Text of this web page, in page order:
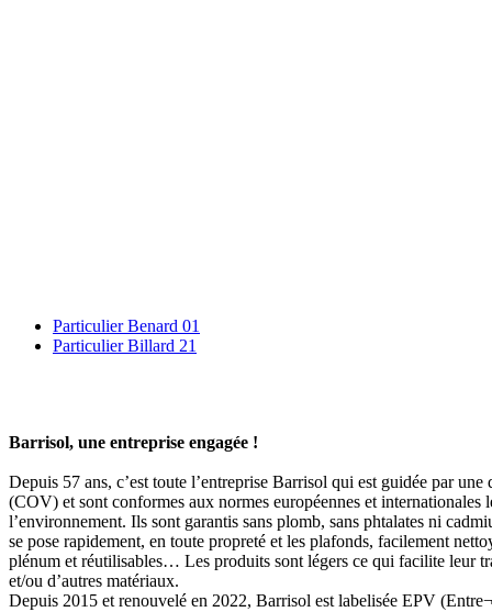
Particulier Benard 01
Particulier Billard 21
Barrisol, une entreprise engagée !
Depuis 57 ans, c’est toute l’entreprise Barrisol qui est guidée par
(COV) et sont conformes aux normes européennes et
l’environnement. Ils sont garantis sans plomb, sans phtalates ni
se pose rapidement, en toute propreté et les plafonds, facilement
plénum et réutilisables… Les produits sont légers ce qui facilite leur
et/ou d’autres matériaux.
Depuis 2015 et renouvelé en 2022, Barrisol est labelisée EPV